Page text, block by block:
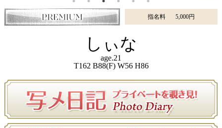
指名料 5,000円
しぃな
age.21
T162 B88(F) W56 H86